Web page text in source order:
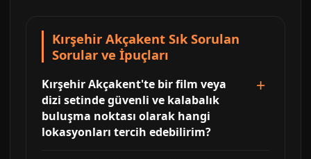
Kırşehir Akçakent Sık Sorulan
Sorular ve İpuçları
Kırşehir Akçakent'te bir film veya
dizi setinde güvenli ve kalabalık
buluşma noktası olarak hangi
lokasyonları tercih edebilirim?